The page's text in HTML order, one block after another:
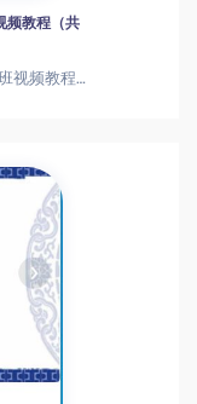
频教程（共
2015年期货从业资格考试《基础知识》精讲班视频教程（共69讲）